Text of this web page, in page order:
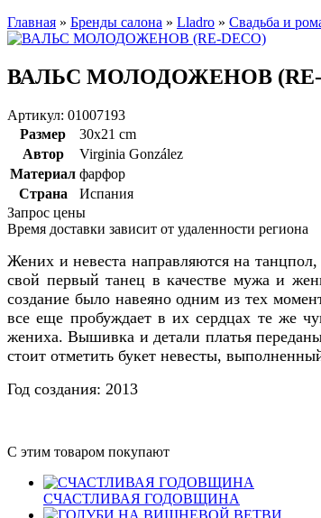
Главная » Бренды салона » Lladro » Свадьба и
ВАЛЬC МОЛОДОЖЕНОВ (RE-
Артикул: 01007193
Размер
30x21 cm
Автор
Virginia González
Материал фарфор
Страна
Испания
Запрос цены
Время доставки зависит от удаленности региона
Жених и невеста направляются на
свой первый танец в качестве мужа и
создание было навеяно одним из тех
все еще пробуждает в их сердцах те же
жениха. Вышивка и детали платья
стоит отметить букет невесты,
Год создания: 2013
С этим товаром покупают
СЧАСТЛИВАЯ ГОДОВЩИНА